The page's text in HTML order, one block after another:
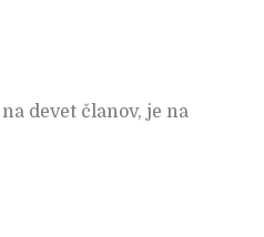
devet članov, je na